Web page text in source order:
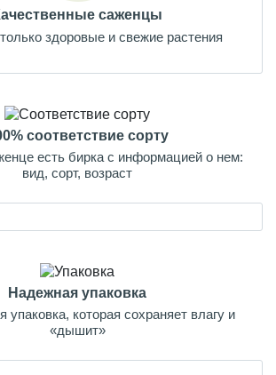
саженцы
здоровые и свежие растения
соответствие сорту
есть бирка с информацией о нем:
вид, сорт, возраст
Надежная упаковка
упаковка, которая сохраняет влагу и
«дышит»